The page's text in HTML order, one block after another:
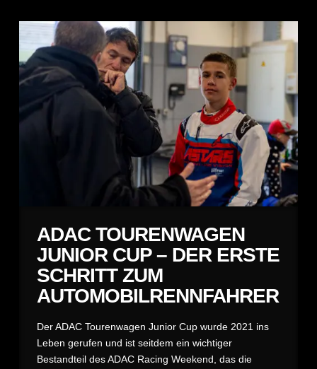
ADAC TOURENWAGEN
JUNIOR CUP – DER ERSTE
SCHRITT ZUM
AUTOMOBILRENNFAHRER
Der ADAC Tourenwagen Junior Cup wurde 2021 ins
Leben gerufen und ist seitdem ein wichtiger
Bestandteil des ADAC Racing Weekend, das die